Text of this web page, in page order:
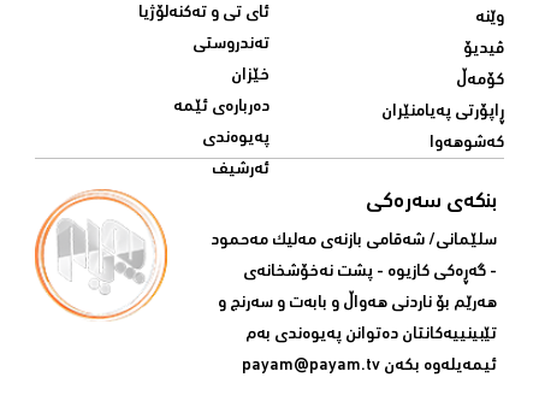
وێنە
ڤیدیۆ
کۆمەڵ
ڕاپۆرتی پەیامنێران
کەشوهەوا
ئای تی و تەکنەلۆژیا
تەندروستی
خێزان
دەربارەی ئێمە
پەیوەندی
ئەرشیف
بنکەی سەرەکی
سلێمانی/ شه‌قامی بازنه‌ی مه‌لیک مه‌حمود
- گه‌ڕه‌کی کازیوه‌ - پشت نه‌خۆشخانه‌ی‌
هه‌رێم بۆ ناردنی‌ هه‌واڵ و بابه‌ت و سه‌رنج و
تێبینییه‌كانتان ده‌توانن په‌یوه‌ندی‌ به‌م
ئیمه‌یله‌وه‌ بكه‌ن payam@payam.tv